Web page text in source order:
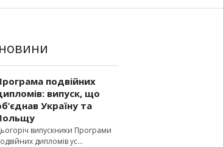
подвійних
випуск, що
Україну та
випускники Програми
дипломів ус